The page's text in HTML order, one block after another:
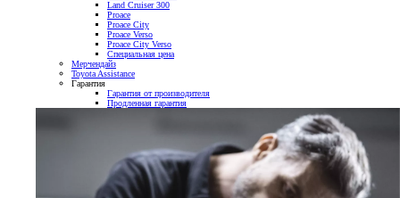
Land Cruiser 300
Proace
Proace City
Proace Verso
Proace City Verso
Специальная цена
Мерчендайз
Toyota Assistance
Гарантия
Гарантия от производителя
Продленная гарантия